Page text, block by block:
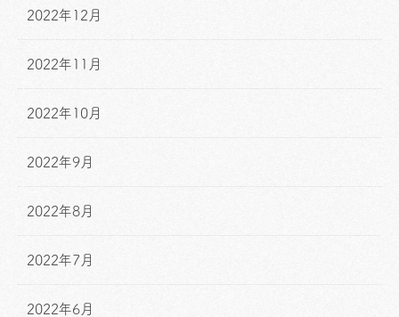
2022年12月
2022年11月
2022年10月
2022年9月
2022年8月
2022年7月
2022年6月